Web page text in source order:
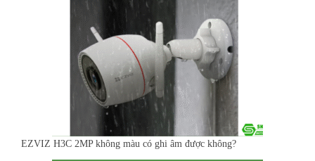
EZVIZ H3C 2MP không màu có ghi âm được không?